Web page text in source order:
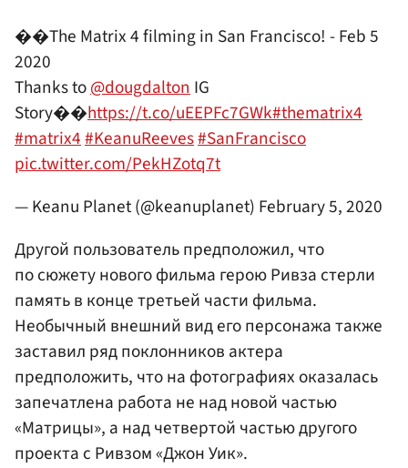
��The Matrix 4 filming in San Francisco! - Feb 5
2020
Thanks to@dougdaltonIG
Story��https://t.co/uEEPFc7GWk#thematrix4
#matrix4#KeanuReeves#SanFrancisco
pic.twitter.com/PekHZotq7t
— Keanu Planet (@keanuplanet) February 5, 2020
Другой пользователь предположил, что
по сюжету нового фильма герою Ривза стерли
память в конце третьей части фильма.
Необычный внешний вид его персонажа также
заставил ряд поклонников актера
предположить, что на фотографиях оказалась
запечатлена работа не над новой частью
«Матрицы», а над четвертой частью другого
проекта с Ривзом «Джон Уик».